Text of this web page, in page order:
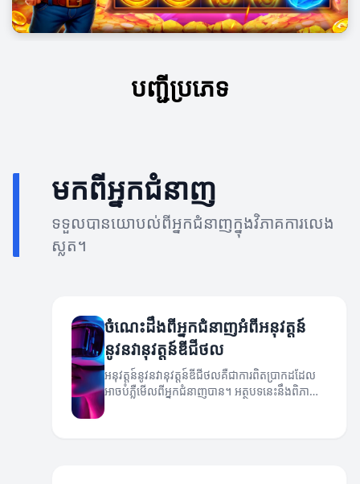
បញ្ជីប្រភេទ
មកពីអ្នកជំនាញ
ទទួលបានយោបល់ពីអ្នកជំនាញក្នុងវិភាគការលេង
ស្លត។
ចំណេះដឹងពីអ្នកជំនាញអំពីអនុវត្តន៍
នូវនវានុវត្តន៍ឌីជីថល
អនុវត្តន៍នូវនវានុវត្តន៍ឌីជីថលគឺជាការពិតប្រាកដដែល
អាចបំភ្លឺមើលពីអ្នកជំនាញបាន។ អត្ថបទនេះនឹងពិភាក្សា